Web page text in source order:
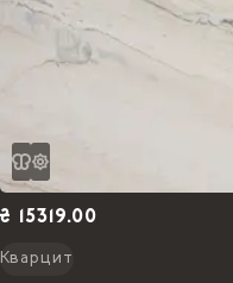
₴ 15319.00
Кварцит